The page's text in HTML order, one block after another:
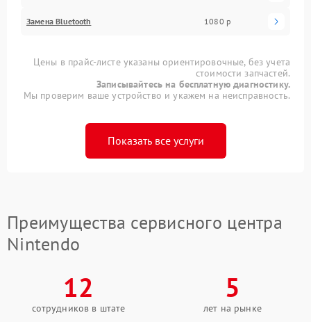
Замена Bluetooth 1080 р
Цены в прайс-листе указаны ориентировочные, без учета
стоимости запчастей.
Записывайтесь на бесплатную диагностику.
Мы проверим ваше устройство и укажем на неисправность.
Показать все услуги
Преимущества сервисного центра
Nintendo
12
сотрудников в штате
5
лет на рынке